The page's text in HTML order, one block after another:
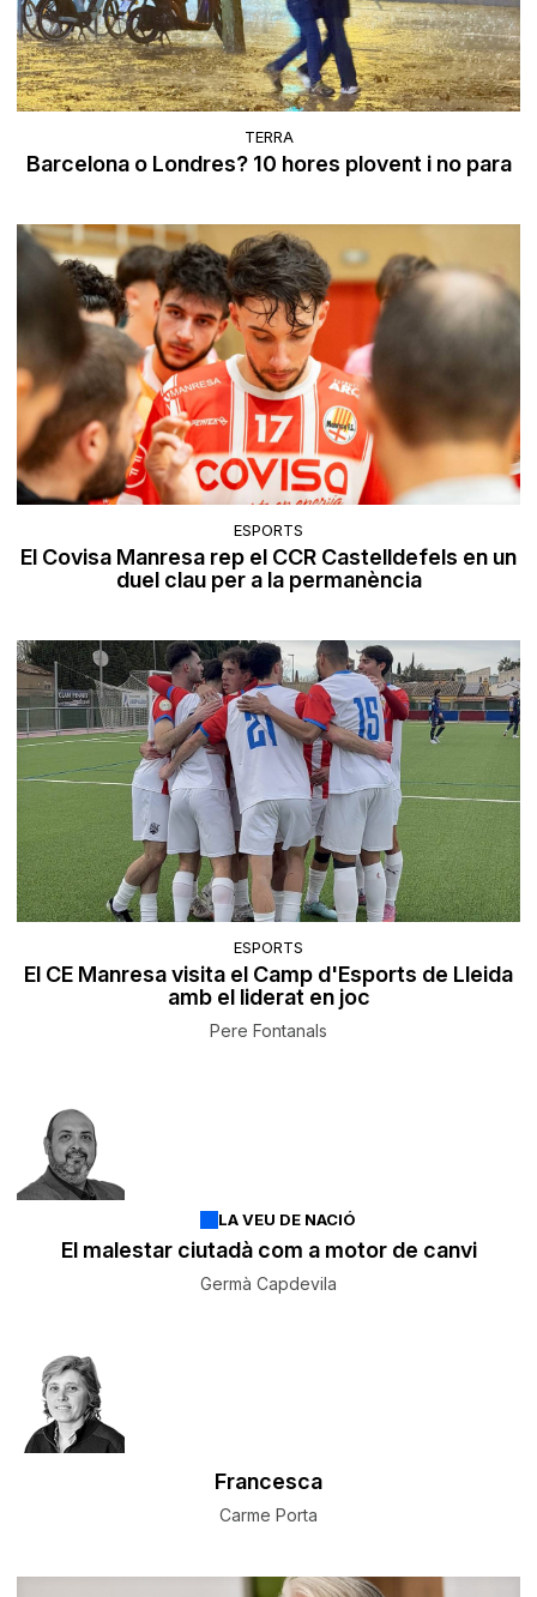
TERRA
Barcelona o Londres? 10 hores plovent i no para
ESPORTS
El Covisa Manresa rep el CCR Castelldefels en un
duel clau per a la permanència
ESPORTS
El CE Manresa visita el Camp d'Esports de Lleida
amb el liderat en joc
Pere Fontanals
LA VEU DE NACIÓ
El malestar ciutadà com a motor de canvi
Germà Capdevila
Francesca
Carme Porta